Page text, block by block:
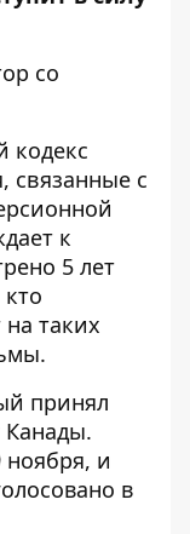
со
кодекс
связанные с
к
5 лет
таких
принял
ноября, и
в